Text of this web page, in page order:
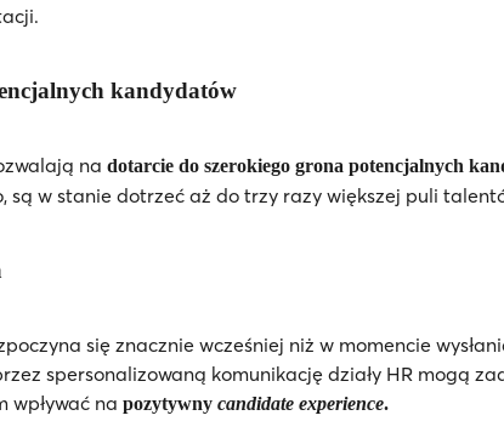
kandydatów
na dotarcie do szerokiego grona potencjalnych
w stanie dotrzeć aż do trzy razy większej puli
się znacznie wcześniej niż w momencie
spersonalizowaną komunikację działy HR mogą
wpływać na pozytywny candidate experience.